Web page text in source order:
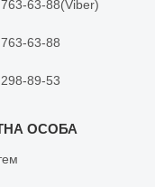
63-88 Viber
63-88
89-53